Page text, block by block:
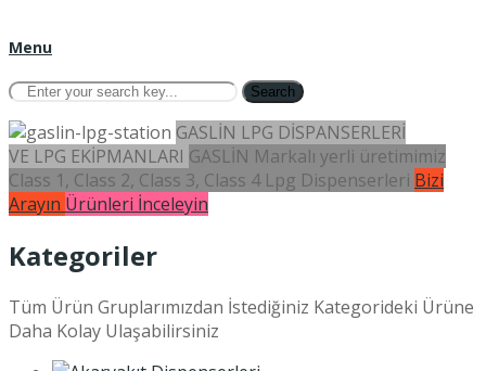
Menu
Search
GASLİN LPG DİSPANSERLERİ
VE LPG EKİPMANLARI GASLİN Markalı yerli üretimimiz
Class 1, Class 2, Class 3, Class 4 Lpg Dispenserleri Bizi
Arayın Ürünleri İnceleyin
Kategoriler
Tüm Ürün Gruplarımızdan İstediğiniz Kategorideki Ürüne
Daha Kolay Ulaşabilirsiniz